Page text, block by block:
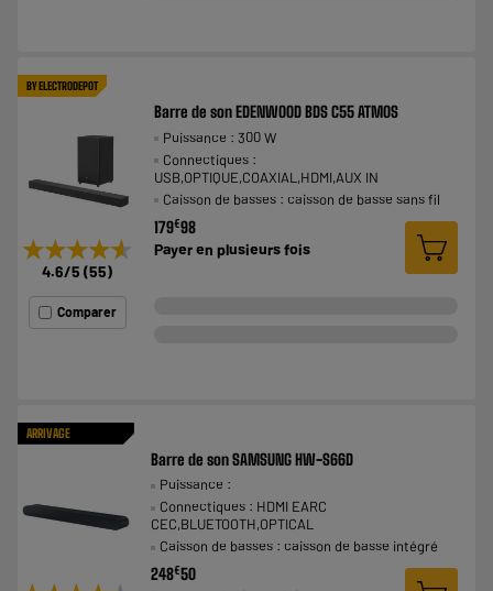
BY ELECTRODEPOT
★★★★★
★★★★★
4.6/5 (55)
Comparer
Barre de son EDENWOOD BDS C55 ATMOS
Puissance : 300 W
Connectiques :
USB,OPTIQUE,COAXIAL,HDMI,AUX IN
Caisson de basses : caisson de basse sans fil
179€98
Payer en plusieurs fois
ARRIVAGE
Barre de son SAMSUNG HW-S66D
Puissance :
Connectiques : HDMI EARC
CEC,BLUETOOTH,OPTICAL
Caisson de basses : caisson de basse intégré
248€50